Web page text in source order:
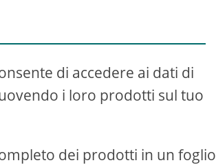
di accedere ai dati di
i loro prodotti sul tuo
dei prodotti in un foglio